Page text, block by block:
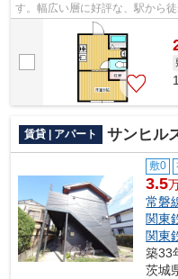
す。幅広い層に好評な、駅から
マンション館 取手店があなた様
賃貸 | アパート サンヒル
敷0
3.5
常磐
関東
関東
築33
茨城